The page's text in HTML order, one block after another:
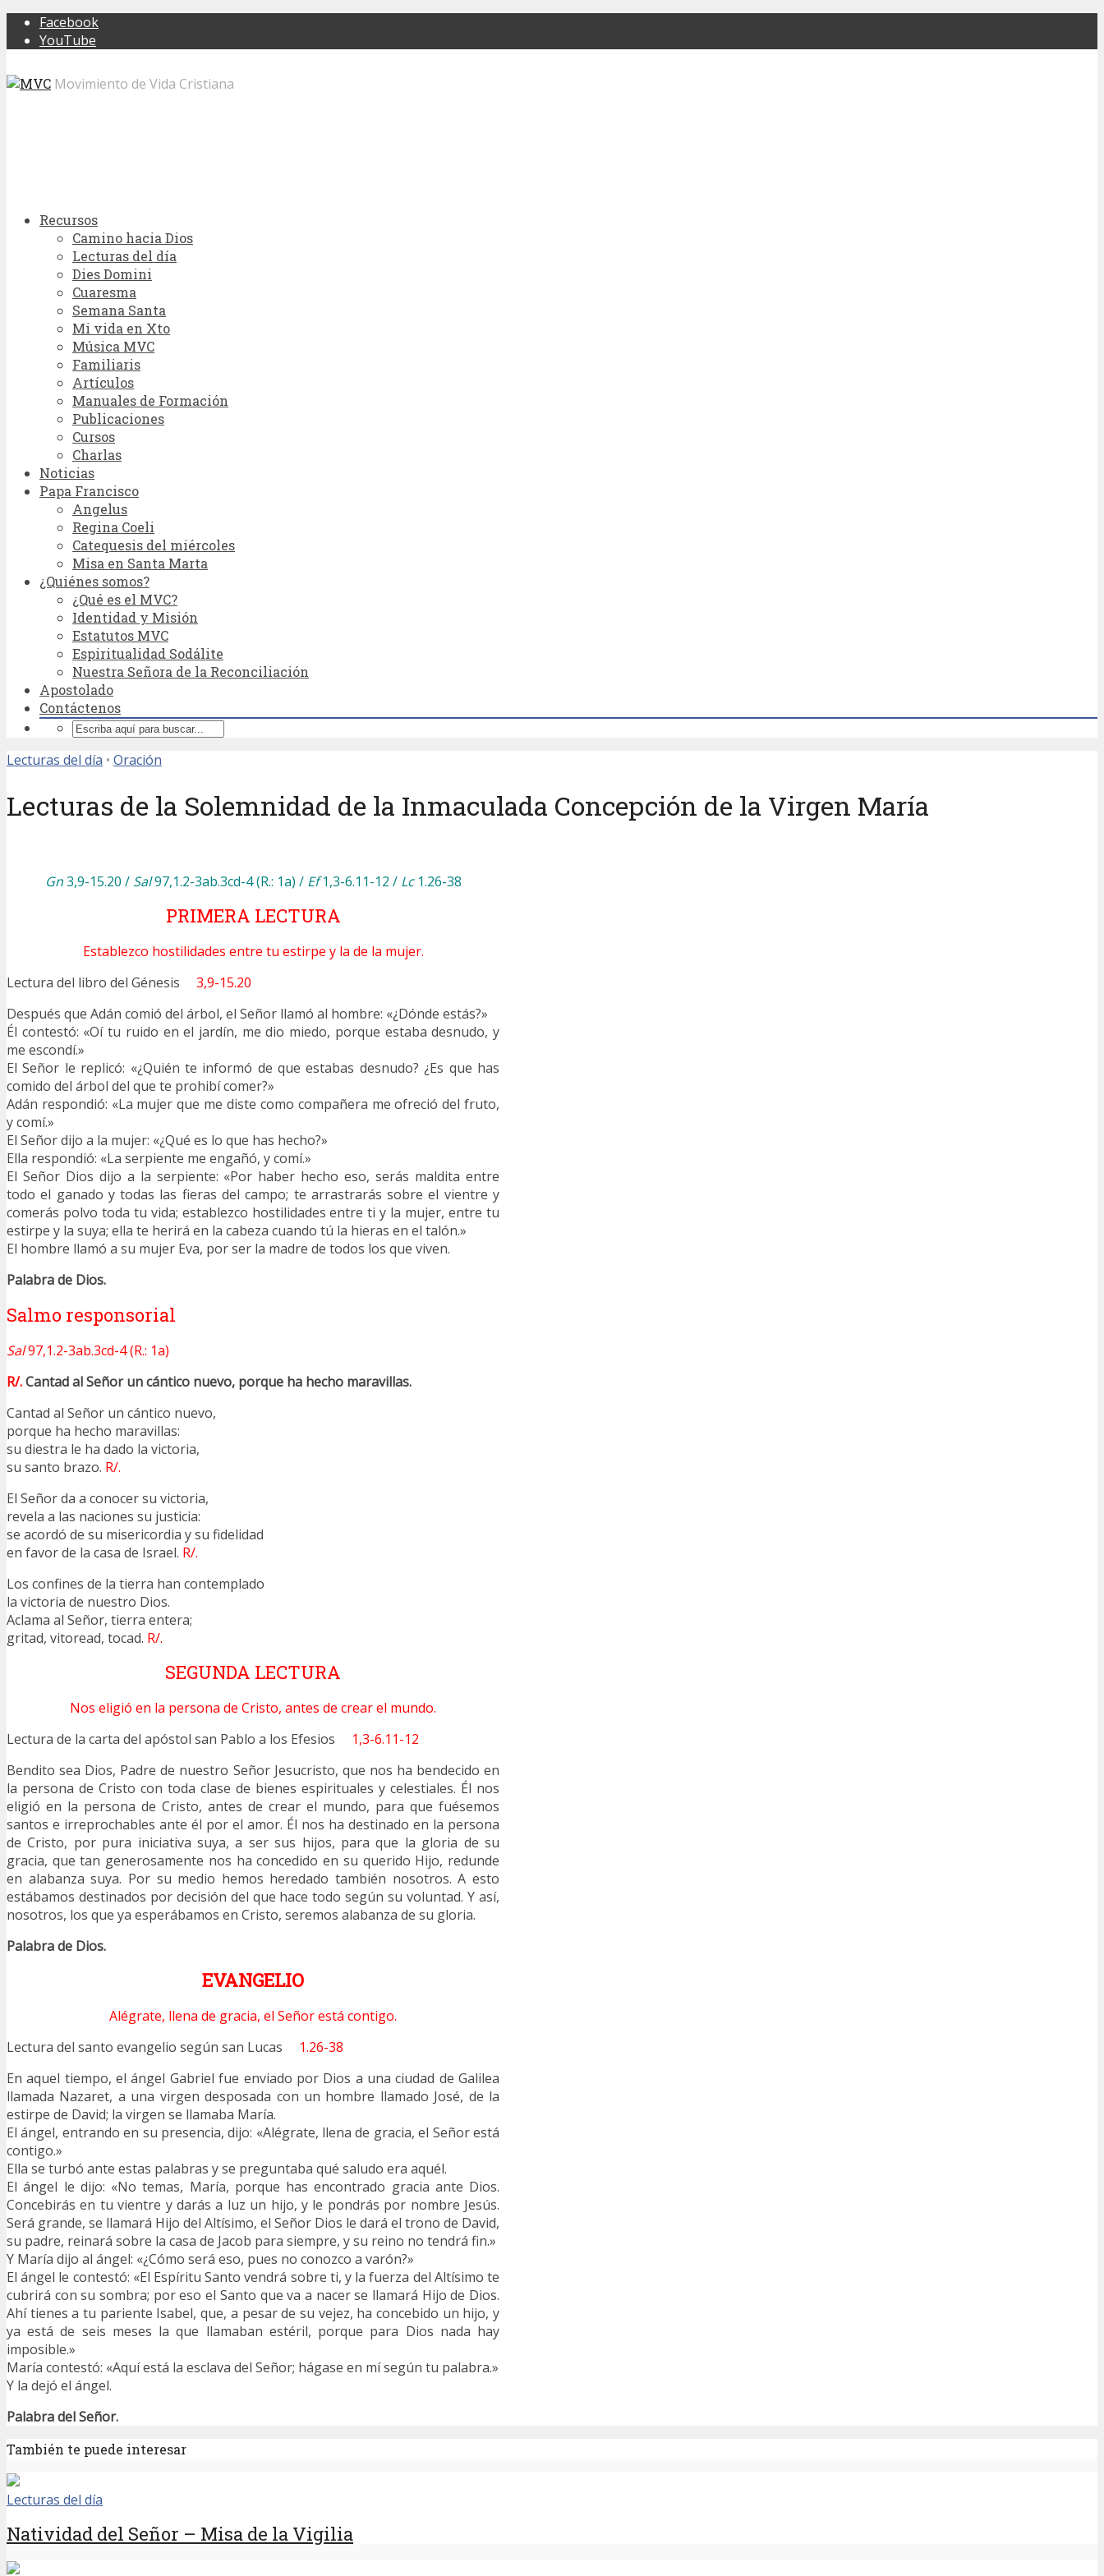
Facebook
YouTube
Movimiento de Vida Cristiana
Recursos
Camino hacia Dios
Lecturas del día
Dies Domini
Cuaresma
Semana Santa
Mi vida en Xto
Música MVC
Familiaris
Artículos
Manuales de Formación
Publicaciones
Cursos
Charlas
Noticias
Papa Francisco
Angelus
Regina Coeli
Catequesis del miércoles
Misa en Santa Marta
¿Quiénes somos?
¿Qué es el MVC?
Identidad y Misión
Estatutos MVC
Espiritualidad Sodálite
Nuestra Señora de la Reconciliación
Apostolado
Contáctenos
Lecturas del día • Oración
Lecturas de la Solemnidad de la Inmaculada Concepción de la Virgen María
Gn3,9-15.20 / Sal97,1.2-3ab.3cd-4 (R.: 1a) / Ef1,3-6.11-12 / Lc1.26-38
PRIMERA LECTURA
Establezco hostilidades entre tu estirpe y la de la mujer.
Lectura del libro del Génesis 3,9-15.20
Después que Adán comió del árbol, el Señor llamó al hombre: «¿Dónde estás?»
Él contestó: «Oí tu ruido en el jardín, me dio miedo, porque estaba desnudo, y
me escondí.»
El Señor le replicó: «¿Quién te informó de que estabas desnudo? ¿Es que has
comido del árbol del que te prohibí comer?»
Adán respondió: «La mujer que me diste como compañera me ofreció del fruto,
y comí.»
El Señor dijo a la mujer: «¿Qué es lo que has hecho?»
Ella respondió: «La serpiente me engañó, y comí.»
El Señor Dios dijo a la serpiente: «Por haber hecho eso, serás maldita entre
todo el ganado y todas las fieras del campo; te arrastrarás sobre el vientre y
comerás polvo toda tu vida; establezco hostilidades entre ti y la mujer, entre tu
estirpe y la suya; ella te herirá en la cabeza cuando tú la hieras en el talón.»
El hombre llamó a su mujer Eva, por ser la madre de todos los que viven.
Palabra de Dios.
Salmo responsorial
Sal97,1.2-3ab.3cd-4 (R.: 1a)
R/.Cantad al Señor un cántico nuevo, porque ha hecho maravillas.
Cantad al Señor un cántico nuevo,
porque ha hecho maravillas:
su diestra le ha dado la victoria,
su santo brazo. R/.
El Señor da a conocer su victoria,
revela a las naciones su justicia:
se acordó de su misericordia y su fidelidad
en favor de la casa de Israel. R/.
Los confines de la tierra han contemplado
la victoria de nuestro Dios.
Aclama al Señor, tierra entera;
gritad, vitoread, tocad. R/.
SEGUNDA LECTURA
Nos eligió en la persona de Cristo, antes de crear el mundo.
Lectura de la carta del apóstol san Pablo a los Efesios
1,3-6.11-12
Bendito sea Dios, Padre de nuestro Señor Jesucristo, que nos ha bendecido en
la persona de Cristo con toda clase de bienes espirituales y celestiales. Él nos
eligió en la persona de Cristo, antes de crear el mundo, para que fuésemos
santos e irreprochables ante él por el amor. Él nos ha destinado en la persona
de Cristo, por pura iniciativa suya, a ser sus hijos, para que la gloria de su
gracia, que tan generosamente nos ha concedido en su querido Hijo, redunde
en alabanza suya. Por su medio hemos heredado también nosotros. A esto
estábamos destinados por decisión del que hace todo según su voluntad. Y así,
nosotros, los que ya esperábamos en Cristo, seremos alabanza de su gloria.
Palabra de Dios.
EVANGELIO
Alégrate, llena de gracia, el Señor está contigo.
Lectura del santo evangelio según san Lucas 1.26-38
En aquel tiempo, el ángel Gabriel fue enviado por Dios a una ciudad de Galilea
llamada Nazaret, a una virgen desposada con un hombre llamado José, de la
estirpe de David; la virgen se llamaba María.
El ángel, entrando en su presencia, dijo: «Alégrate, llena de gracia, el Señor está
contigo.»
Ella se turbó ante estas palabras y se preguntaba qué saludo era aquél.
El ángel le dijo: «No temas, María, porque has encontrado gracia ante Dios.
Concebirás en tu vientre y darás a luz un hijo, y le pondrás por nombre Jesús.
Será grande, se llamará Hijo del Altísimo, el Señor Dios le dará el trono de David,
su padre, reinará sobre la casa de Jacob para siempre, y su reino no tendrá fin.»
Y María dijo al ángel: «¿Cómo será eso, pues no conozco a varón?»
El ángel le contestó: «El Espíritu Santo vendrá sobre ti, y la fuerza del Altísimo te
cubrirá con su sombra; por eso el Santo que va a nacer se llamará Hijo de Dios.
Ahí tienes a tu pariente Isabel, que, a pesar de su vejez, ha concebido un hijo, y
ya está de seis meses la que llamaban estéril, porque para Dios nada hay
imposible.»
María contestó: «Aquí está la esclava del Señor; hágase en mí según tu palabra.»
Y la dejó el ángel.
Palabra del Señor.
También te puede interesar
Lecturas del día
Natividad del Señor – Misa de la Vigilia